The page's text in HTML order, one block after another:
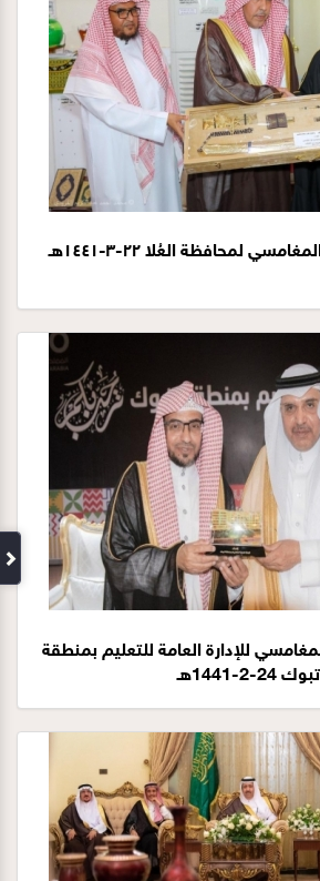
لمحافظة العُلا ٢٢-٣-١٤٤١هـ
للإدارة العامة للتعليم بمنطقة
تبوك 24-2-1441هـ